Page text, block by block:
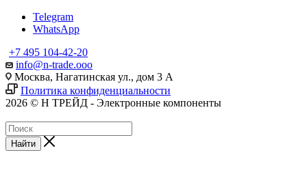
Telegram
WhatsApp
+7 495 104-42-20
info@n-trade.ooo
Москва, Нагатинская ул., дом 3 А
Политика конфиденциальности
2026 © Н ТРЕЙД - Электронные компоненты
Найти